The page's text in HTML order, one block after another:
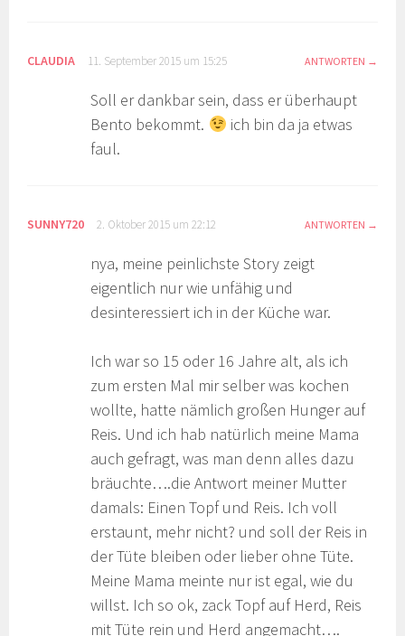
CLAUDIA 11. September 2015 um 15:25 ANTWORTEN
Soll er dankbar sein, dass er überhaupt
Bento bekommt.
ich bin da ja etwas
faul.
SUNNY720 2. Oktober 2015 um 22:12 ANTWORTEN
nya, meine peinlichste Story zeigt
eigentlich nur wie unfähig und
desinteressiert ich in der Küche war.
Ich war so 15 oder 16 Jahre alt, als ich
zum ersten Mal mir selber was kochen
wollte, hatte nämlich großen Hunger auf
Reis. Und ich hab natürlich meine Mama
auch gefragt, was man denn alles dazu
bräuchte….die Antwort meiner Mutter
damals: Einen Topf und Reis. Ich voll
erstaunt, mehr nicht? und soll der Reis in
der Tüte bleiben oder lieber ohne Tüte.
Meine Mama meinte nur ist egal, wie du
willst. Ich so ok, zack Topf auf Herd, Reis
mit Tüte rein und Herd angemacht….